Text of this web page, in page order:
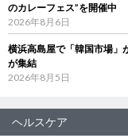
のカレーフェス”を開催中
2026年8月6日
横浜高島屋で「韓国市場
が集結
2026年8月5日
ヘルスケア